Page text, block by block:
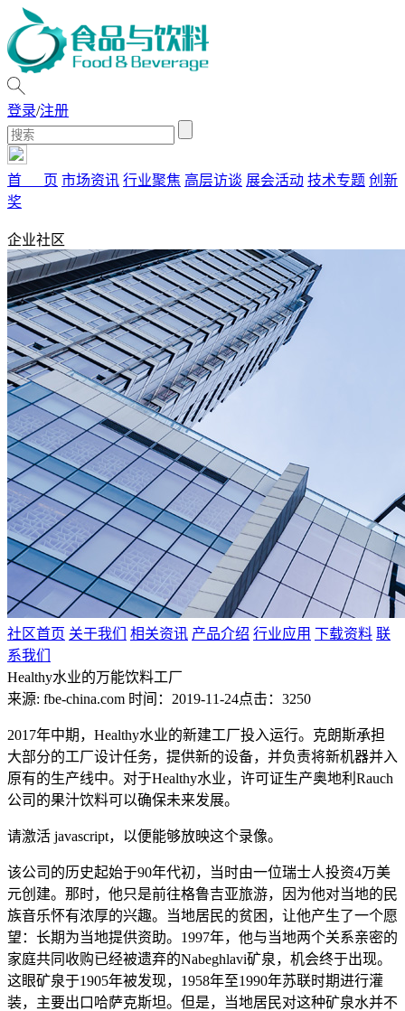
登录/注册
首 页 市场资讯 行业聚焦 高层访谈 展会活动 技术专题 创新
奖
企业社区
社区首页 关于我们 相关资讯 产品介绍 行业应用 下载资料 联
系我们
Healthy水业的万能饮料工厂
来源: fbe-china.com 时间：2019-11-24点击：3250
2017年中期，Healthy水业的新建工厂投入运行。克朗斯承担
大部分的工厂设计任务，提供新的设备，并负责将新机器并入
原有的生产线中。对于Healthy水业，许可证生产奥地利Rauch
公司的果汁饮料可以确保未来发展。
请激活 javascript，以便能够放映这个录像。
该公司的历史起始于90年代初，当时由一位瑞士人投资4万美
元创建。那时，他只是前往格鲁吉亚旅游，因为他对当地的民
族音乐怀有浓厚的兴趣。当地居民的贫困，让他产生了一个愿
望：长期为当地提供资助。1997年，他与当地两个关系亲密的
家庭共同收购已经被遗弃的Nabeghlavi矿泉，机会终于出现。
这眼矿泉于1905年被发现，1958年至1990年苏联时期进行灌
装，主要出口哈萨克斯坦。但是，当地居民对这种矿泉水并不